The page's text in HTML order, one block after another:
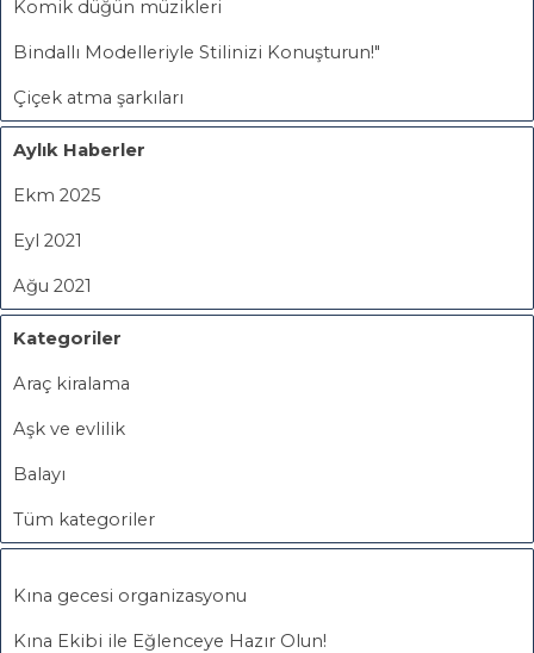
Komik düğün müzikleri
Bindallı Modelleriyle Stilinizi Konuşturun!"
Çiçek atma şarkıları
Aylık Haberler
Ekm 2025
Eyl 2021
Ağu 2021
Kategoriler
Araç kiralama
Aşk ve evlilik
Balayı
Tüm kategoriler
Kına gecesi organizasyonu
Kına Ekibi ile Eğlenceye Hazır Olun!